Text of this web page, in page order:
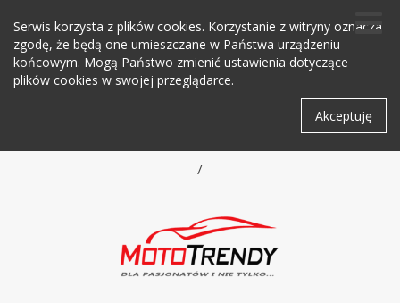
Serwis korzysta z plików cookies. Korzystanie z witryny oznacza
zgodę, że będą one umieszczane w Państwa urządzeniu
końcowym. Mogą Państwo zmienić ustawienia dotyczące
plików cookies w swojej przeglądarce.
Akceptuję
/